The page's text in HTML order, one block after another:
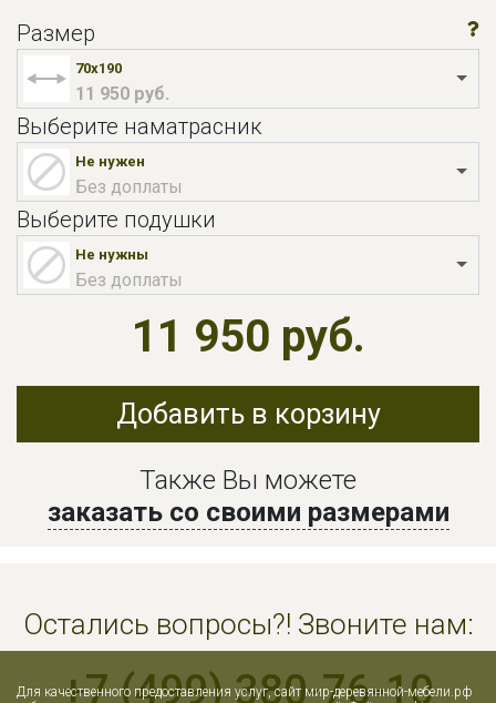
Размер
70x190
11 950 руб.
Выберите наматрасник
Не нужен
Без доплаты
Выберите подушки
Не нужны
Без доплаты
11 950 руб.
Добавить в корзину
Также Вы можете
заказать со своими размерами
Остались вопросы?! Звоните нам:
+7 (499) 380-76-10
Для качественного предоставления услуг, сайт мир-деревянной-мебели.рф